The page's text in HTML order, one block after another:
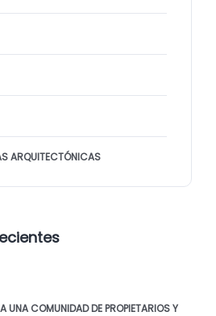
ARQUITECTÓNICAS
UNA COMUNIDAD DE PROPIETARIOS Y